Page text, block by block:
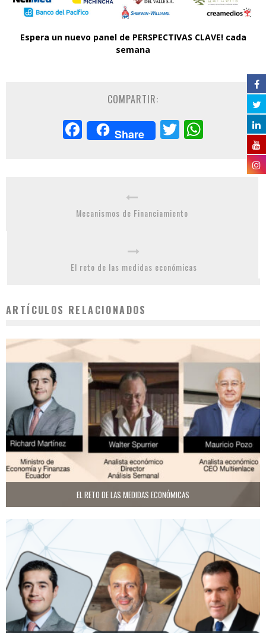
Espera un nuevo panel de PERSPECTIVAS CLAVE! cada
semana
COMPARTIR:
Facebook
Share Twitter
Mecanismos de Financiamiento
El reto de las medidas económicas
ARTÍCULOS RELACIONADOS
EL RETO DE LAS MEDIDAS ECONÓMICAS